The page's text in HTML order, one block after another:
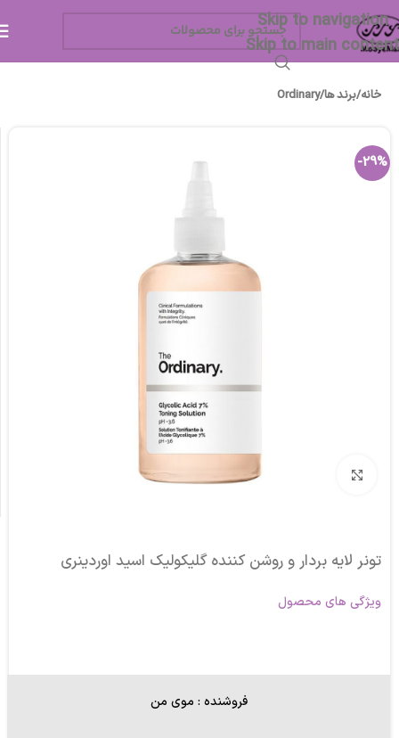
Skip to navigation
Skip to main content
خانه/برند ها/
Ordinary
-29%
برای بزرگنمایی کلیک کنید
تونر لایه بردار و روشن کننده گلیکولیک اسید اوردینری
ویژگی های محصول
فروشنده : موی من